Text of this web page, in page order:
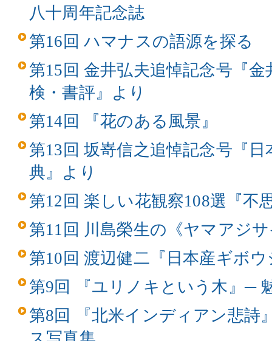
八十周年記念誌
第16回 ハマナスの語源を探る
第15回 金井弘夫追悼記念号『
検・書評』より
第14回 『花のある風景』
第13回 坂嵜信之追悼記念号『
典』より
第12回 楽しい花観察108選『不
第11回 川島榮生の《ヤマアジ
第10回 渡辺健二『日本産ギボ
第9回 『ユリノキという木』─
第8回 『北米インディアン悲詩